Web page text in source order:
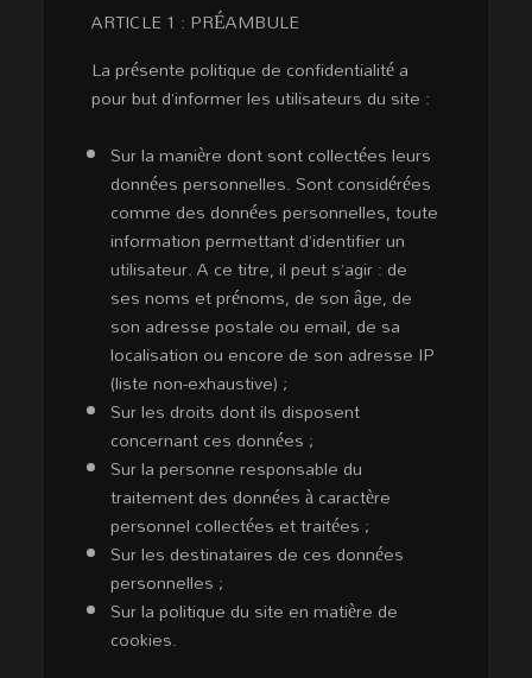
ARTICLE 1 : PRÉAMBULE
La présente politique de confidentialité a
pour but d’informer les utilisateurs du site :
Sur la manière dont sont collectées leurs
données personnelles. Sont considérées
comme des données personnelles, toute
information permettant d’identifier un
utilisateur. A ce titre, il peut s’agir : de
ses noms et prénoms, de son âge, de
son adresse postale ou email, de sa
localisation ou encore de son adresse IP
(liste non-exhaustive) ;
Sur les droits dont ils disposent
concernant ces données ;
Sur la personne responsable du
traitement des données à caractère
personnel collectées et traitées ;
Sur les destinataires de ces données
personnelles ;
Sur la politique du site en matière de
cookies.